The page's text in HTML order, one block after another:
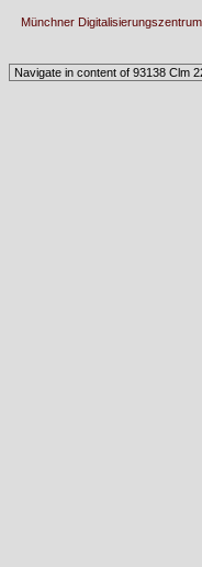
Münchner Digitalisierungszentrum